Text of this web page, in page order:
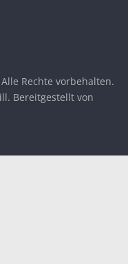
Rechte vorbehalten.
Bereitgestellt von